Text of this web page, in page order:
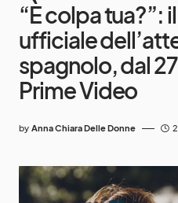
“È colpa tua?”:
ufficiale
spagnolo, dal
Prime Video
by Anna Chiara Delle Donne